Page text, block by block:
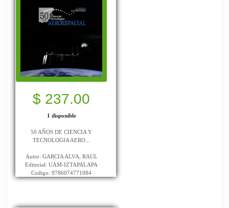
$ 237.00
1 disponible
50 AÑOS DE CIENCIA Y
TECNOLOGIA AERO...
Autor: GARCIA ALVA, RAUL
Editorial: UAM-IZTAPALAPA
Codigo: 9786074771084